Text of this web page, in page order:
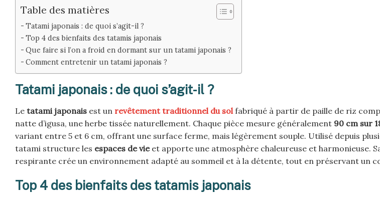
Table des matières
Tatami japonais : de quoi s’agit-il ?
Top 4 des bienfaits des tatamis japonais
Que faire si l’on a froid en dormant sur un tatami japonais ?
Comment entretenir un tatami japonais ?
Tatami japonais : de quoi s’agit-il ?
Le tatami japonais est un revêtement traditionnel du sol fabriqué à partir de paille de riz
natte d’igusa, une herbe tissée naturellement. Chaque pièce mesure généralement 90 cm sur
variant entre 5 et 6 cm, offrant une surface ferme, mais légèrement souple. Utilisé depuis
tatami structure les espaces de vieet apporte une atmosphère chaleureuse et harmonieuse.
respirante crée un environnement adapté au sommeil et à la détente, tout en préservant un
Top 4 des bienfaits des tatamis japonais